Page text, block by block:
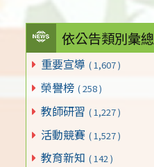
依公告類別彙總
重要宣導 ( 1,607 )
榮譽榜 ( 258 )
教師研習 ( 1,227 )
活動競賽 ( 1,527 )
教育新知 ( 142 )